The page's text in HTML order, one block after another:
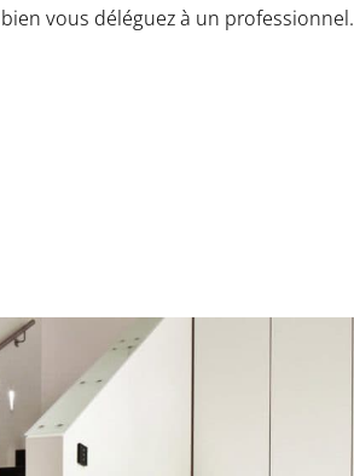
bien vous déléguez à un professionnel.